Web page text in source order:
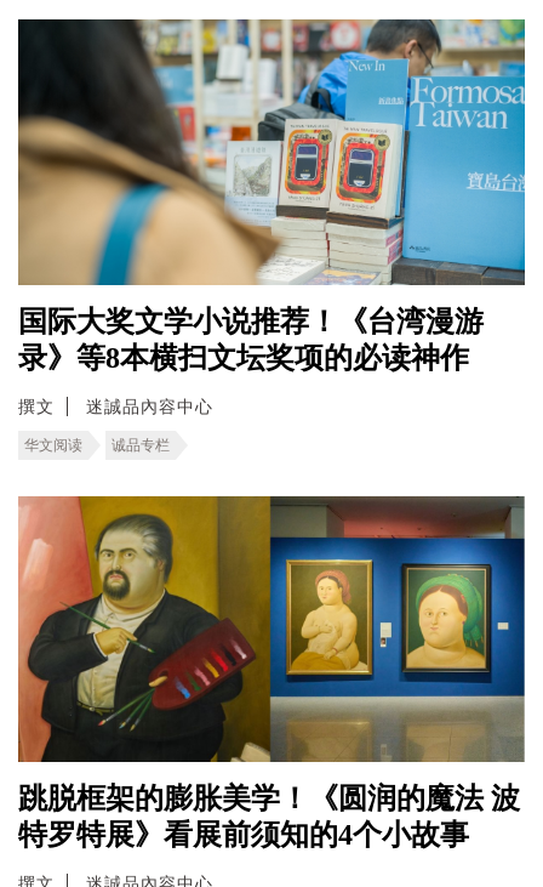
国际大奖文学小说推荐！《台湾漫游
录》等8本横扫文坛奖项的必读神作
撰文 迷誠品內容中心
华文阅读 诚品专栏
跳脱框架的膨胀美学！《圆润的魔法 波
特罗特展》看展前须知的4个小故事
撰文 迷誠品內容中心